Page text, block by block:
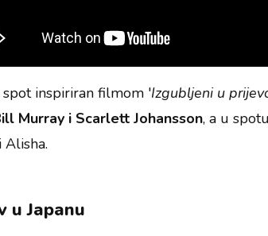
inspiriran filmom 'Izgubljeni u
Murray i Scarlett Johansson, a u
Alisha.
u Japanu